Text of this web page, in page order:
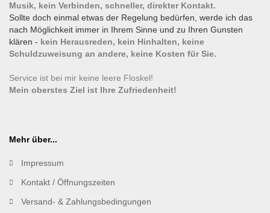
Musik, kein Verbinden, schneller, direkter Kontakt.
Sollte doch einmal etwas der Regelung bedürfen, werde ich das
nach Möglichkeit immer in Ihrem Sinne und zu Ihren Gunsten
klären - kein Herausreden, kein Hinhalten, keine
Schuldzuweisung an andere, keine Kosten für Sie.
Service ist bei mir keine leere Floskel!
Mein oberstes Ziel ist Ihre Zufriedenheit!
Mehr über...
Impressum
Kontakt / Öffnungszeiten
Versand- & Zahlungsbedingungen